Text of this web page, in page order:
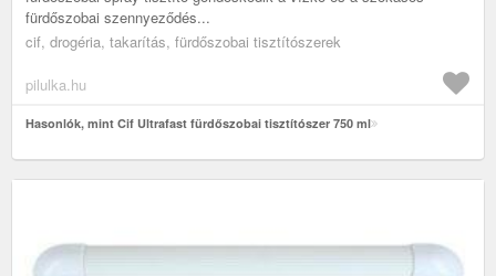
fürdőszobai szennyeződés...
cif, drogéria, takarítás, fürdőszobai tisztítószerek
pilulka.hu
Hasonlók, mint Cif Ultrafast fürdőszobai tisztítószer 750 ml